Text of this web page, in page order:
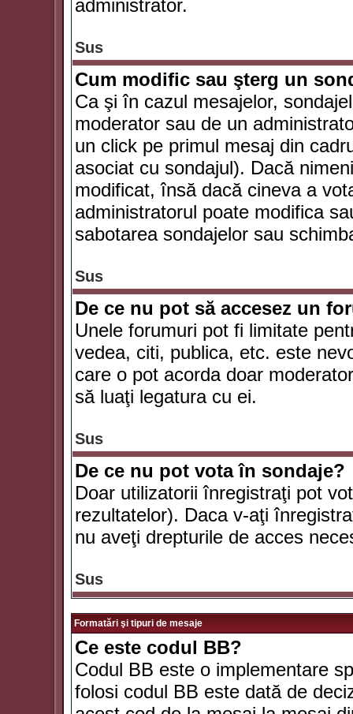
administrator.
Sus
Cum modific sau şterg un
Ca şi în cazul mesajelor,
moderator sau de un
un click pe primul mesaj din
asociat cu sondajul). Dacă
modificat, însă dacă cineva a
administratorul poate modifica
sabotarea sondajelor sau
Sus
De ce nu pot să accesez un
Unele forumuri pot fi limitate
vedea, citi, publica, etc. este
care o pot acorda doar
să luaţi legatura cu ei.
Sus
De ce nu pot vota în sondaje?
Doar utilizatorii înregistraţi pot
rezultatelor). Daca v-aţi
nu aveţi drepturile de acces
Sus
Formatări şi tipuri de mesaje
Ce este codul BB?
Codul BB este o implementare
folosi codul BB este dată de